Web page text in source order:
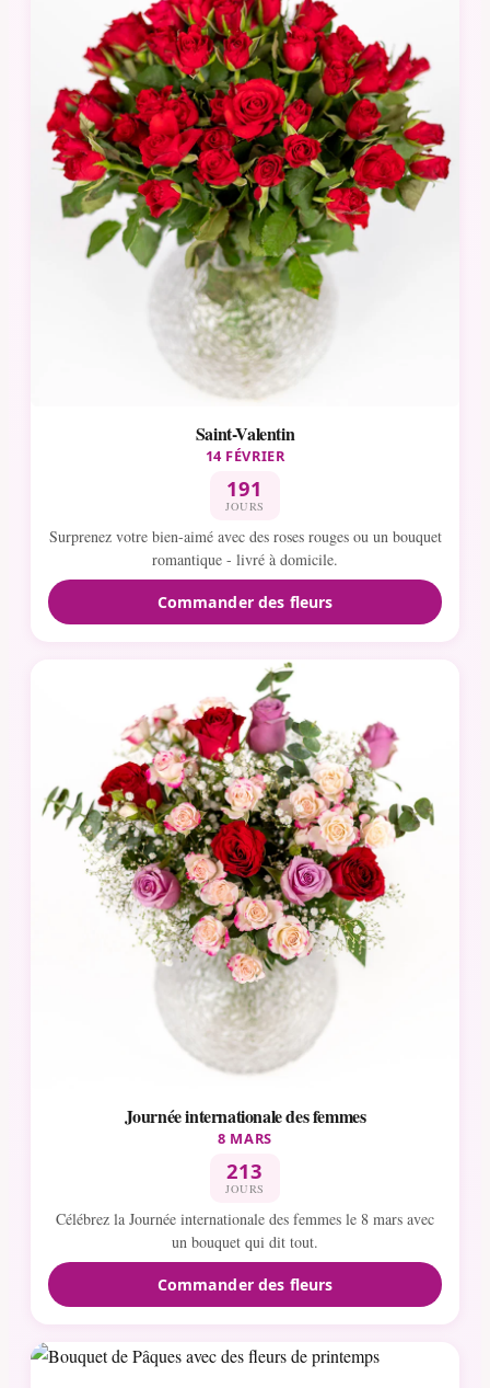
Saint-Valentin
14 FÉVRIER
191
JOURS
Surprenez votre bien-aimé avec des roses rouges ou un bouquet
romantique - livré à domicile.
Commander des fleurs
Journée internationale des femmes
8 MARS
213
JOURS
Célébrez la Journée internationale des femmes le 8 mars avec
un bouquet qui dit tout.
Commander des fleurs